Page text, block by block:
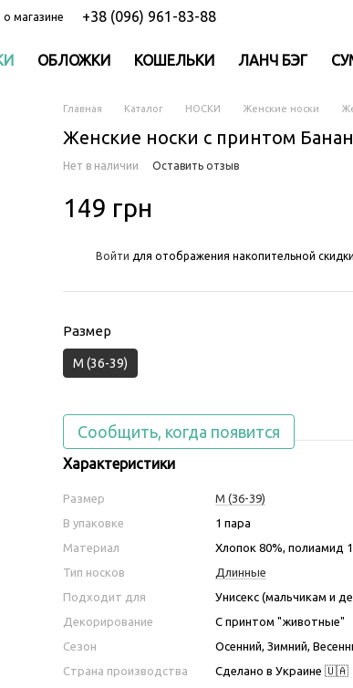
магазине +38 (096) 961-83-88
ОБЛОЖКИ КОШЕЛЬКИ ЛАНЧ БЭГ
Главная Каталог НОСКИ Женские носки
Женские носки с принтом
Нет в наличии Оставить отзыв
149 грн
Войти для отображения накопительной скидки
Размер
M (36-39)
Сообщить, когда появится
Характеристики
Размер
M (36-39)
В упаковке
1 пара
Материал
Хлопок 80%, полиамид
Тип носков
Длинные
Подходит для
Унисекс (мальчикам и
Декорирование
С принтом "животные"
Сезон
Осенний, Зимний,
Страна производства
Сделано в Украине 🇺🇦